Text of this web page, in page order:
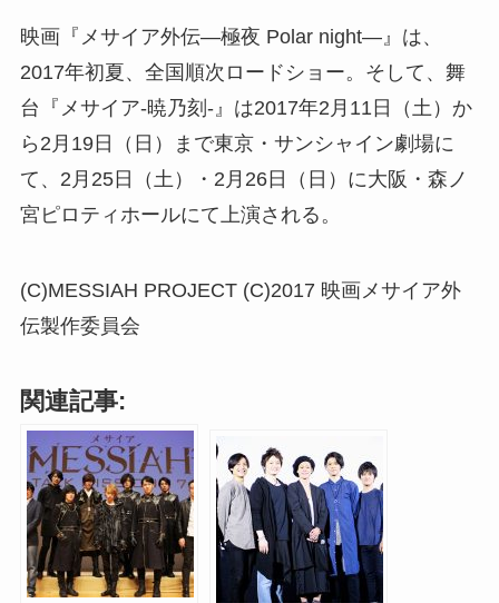
映画『メサイア外伝―極夜 Polar night―』は、
2017年初夏、全国順次ロードショー。そして、舞
台『メサイア-暁乃刻-』は2017年2月11日（土）か
ら2月19日（日）まで東京・サンシャイン劇場に
て、2月25日（土）・2月26日（日）に大阪・森ノ
宮ピロティホールにて上演される。
(C)MESSIAH PROJECT (C)2017 映画メサイア外
伝製作委員会
関連記事: